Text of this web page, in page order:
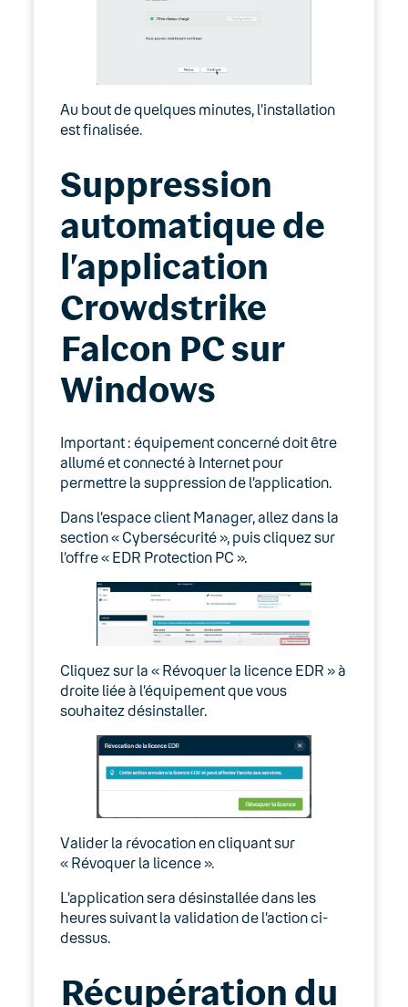
Au bout de quelques minutes, l’installation
est finalisée.
Suppression
automatique de
l’application
Crowdstrike
Falcon PC sur
Windows
Important : équipement concerné doit être
allumé et connecté à Internet pour
permettre la suppression de l’application.
Dans l’espace client Manager, allez dans la
section « Cybersécurité », puis cliquez sur
l’offre « EDR Protection PC ».
Cliquez sur la « Révoquer la licence EDR » à
droite liée à l’équipement que vous
souhaitez désinstaller.
Valider la révocation en cliquant sur
« Révoquer la licence ».
L’application sera désinstallée dans les
heures suivant la validation de l’action ci-
dessus.
Récupération du